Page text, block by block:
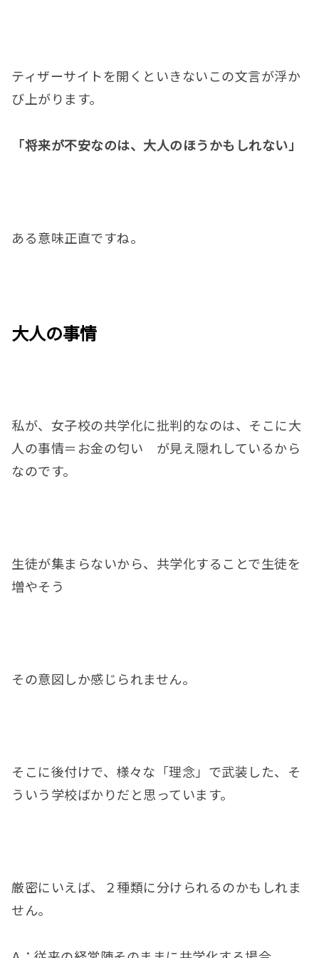
ティザーサイトを開くといきないこの文言が浮か
び上がります。
「将来が不安なのは、大人のほうかもしれない」
ある意味正直ですね。
大人の事情
私が、女子校の共学化に批判的なのは、そこに大
人の事情＝お金の匂い が見え隠れしているから
なのです。
生徒が集まらないから、共学化することで生徒を
増やそう
その意図しか感じられません。
そこに後付けで、様々な「理念」で武装した、そ
ういう学校ばかりだと思っています。
厳密にいえば、２種類に分けられるのかもしれま
せん。